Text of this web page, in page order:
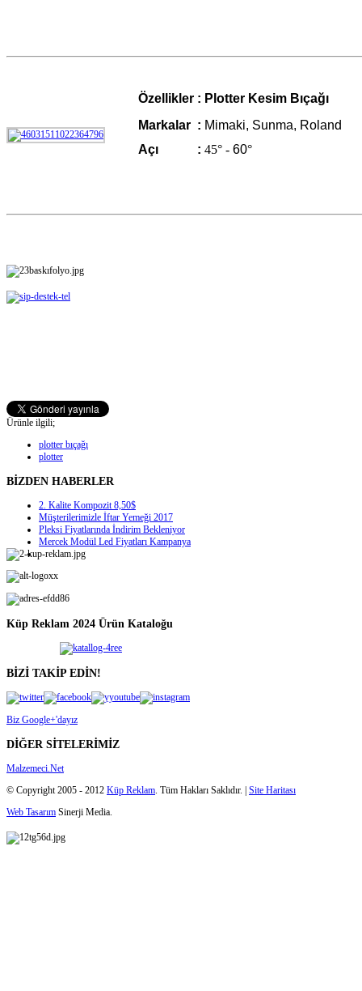
Özellikler : Plotter Kesim Bıçağı
Markalar : Mimaki, Sunma, Roland
Açı : 45° - 60°
Ürünle ilgili;
plotter bıçağı
plotter
BİZDEN HABERLER
2. Kalite Kompozit 8,50$
Müşterilerimizle İftar Yemeği 2017
Pleksi Fiyatlarında İndirim Bekleniyor
Mercek Modül Led Fiyatları Kampanya
Küp Reklam 2024 Ürün Kataloğu
BİZİ TAKİP EDİN!
Biz Google+'dayız
DİĞER SİTELERİMİZ
Malzemeci.Net
© Copyright 2005 - 2012 Küp Reklam. Tüm Hakları Saklıdır. | Site Haritası
Web Tasarım Sinerji Media.